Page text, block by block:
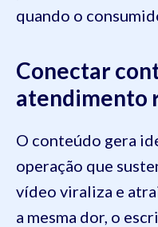
quando o
Conectar
atendimento
O conteúdo gera
operação que
vídeo viraliza e
a mesma dor, o